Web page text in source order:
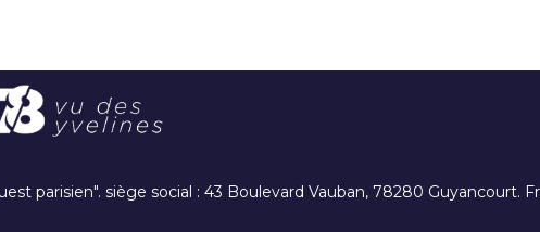
parisien". siège social : 43 Boulevard Vauban, 78280 Guyancourt.